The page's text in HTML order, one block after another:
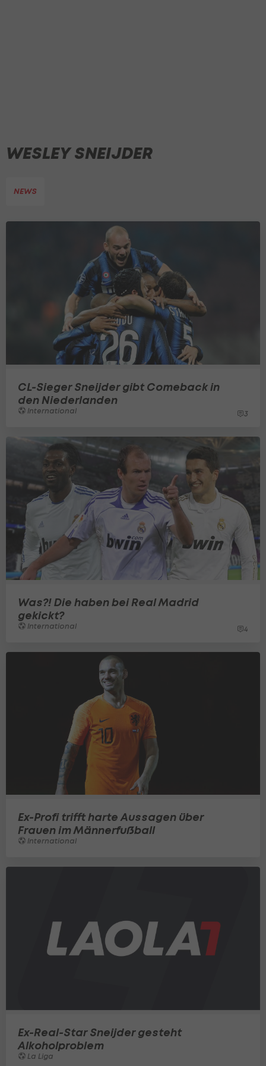
WESLEY SNEIJDER
NEWS
CL-Sieger Sneijder gibt Comeback in
den Niederlanden
International 3
Was?! Die haben bei Real Madrid
gekickt?
International 4
Ex-Profi trifft harte Aussagen über
Frauen im Männerfußball
International
Ex-Real-Star Sneijder gesteht
Alkoholproblem
La Liga